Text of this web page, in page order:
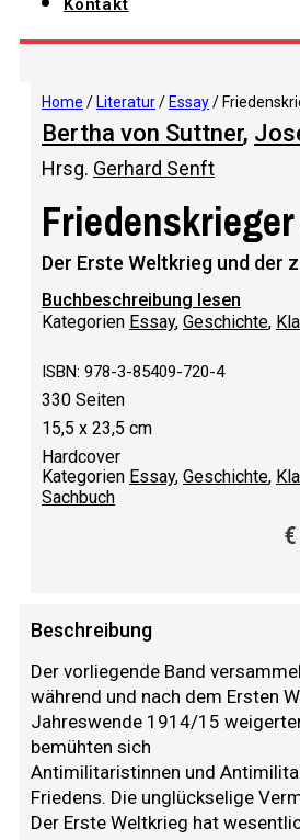
Kontakt
Home / Literatur/ Essay/
Bertha von Suttner,
Hrsg. Gerhard Senft
Der Erste Weltkrieg und der
Buchbeschreibung lesen
Kategorien Essay, Geschichte,
ISBN: 978-3-85409-720-4
330 Seiten
15,5 x 23,5 cm
Hardcover
Kategorien Essay, Geschichte,
Sachbuch
€
Beschreibung
Der vorliegende Band
während und nach dem Ersten
Jahreswende 1914/15
bemühten sich
Antimilitaristinnen und
Friedens. Die unglückselige
Der Erste Weltkrieg hat